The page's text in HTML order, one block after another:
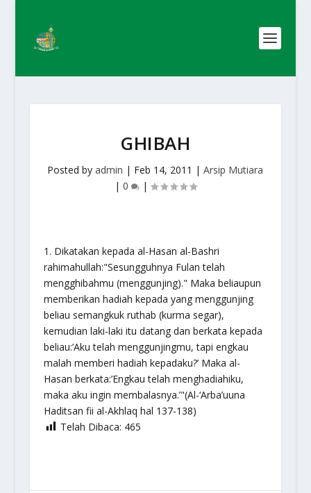
GHIBAH
Posted byadmin | Feb 14, 2011 |Arsip Mutiara
| 0 |
1. Dikatakan kepada al-Hasan al-Bashri
rahimahullah:"Sesungguhnya Fulan telah
mengghibahmu (menggunjing)." Maka beliaupun
memberikan hadiah kepada yang menggunjing
beliau semangkuk ruthab (kurma segar),
kemudian laki-laki itu datang dan berkata kepada
beliau:’Aku telah menggunjingmu, tapi engkau
malah memberi hadiah kepadaku?’ Maka al-
Hasan berkata:’Engkau telah menghadiahiku,
maka aku ingin membalasnya.’"(Al-‘Arba’uuna
Haditsan fii al-Akhlaq hal 137-138)
Telah Dibaca: 465